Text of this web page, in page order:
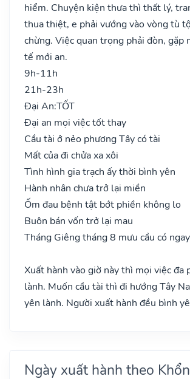
hiểm. Chuyện kiện thưa thì thất lý,
thua thiệt, e phải vướng vào vòng tù
chừng. Việc quan trọng phải đòn, gặp
tế mới an.
9h-11h
21h-23h
Đại An:TỐT
Đại an mọi việc tốt thay
Cầu tài ở nẻo phương Tây có tài
Mất của đi chửa xa xôi
Tình hình gia trạch ấy thời bình yên
Hành nhân chưa trở lại miền
Ốm đau bệnh tật bớt phiền không lo
Buôn bán vốn trở lại mau
Tháng Giêng tháng 8 mưu cầu có
Xuất hành vào giờ này thì mọi việc đa
lành. Muốn cầu tài thì đi hướng Tây
yên lành. Người xuất hành đều bình
Ngày xuất hành theo